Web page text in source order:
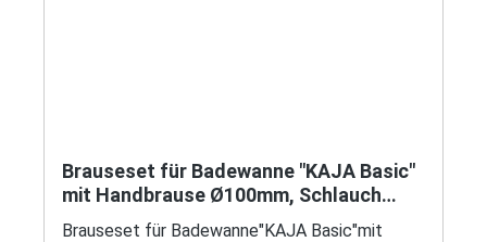
Brauseset für Badewanne "KAJA Basic"
mit Handbrause Ø100mm, Schlauch
1250mm und Halt
Brauseset für Badewanne"KAJA Basic"mit